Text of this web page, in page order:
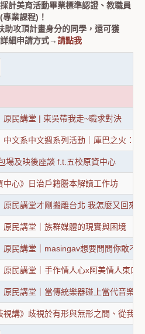
計美育活動畢業標準認證、教職員
業課程)！
助攻頂計畫身分的同學，還可獲
細申請方式→請點我
民講堂 | 東吳帶我走~職求對決
文系中文週系列活動｜庫巴之火：
場及映後座談 f.t.五校原資中心
心》日治戶籍謄本解讀工作坊
民講堂才剛搬離台北 我怎麼又回來
民講堂｜族群媒體的現實與困境
民講堂｜masingav想要問問你敢不
民講堂｜手作情人心x阿美情人束口
民講堂｜當傳統樂器碰上當代音樂
講》歧視於有形與無形之間、從我